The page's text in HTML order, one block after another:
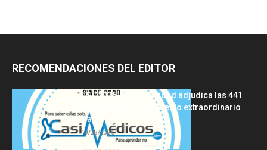
RECOMENDACIONES DEL EDITOR
FSE 2025-2026: Sanidad adjudica las 441
plazas del procedimiento extraordinario
tras...
10/08/2026